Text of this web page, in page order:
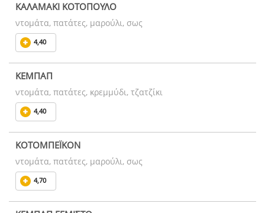
ΚΑΛΑΜΑΚΙ ΚΟΤΟΠΟΥΛΟ
ντομάτα, πατάτες, μαρούλι, σως
4,40
ΚΕΜΠΑΠ
ντομάτα, πατάτες, κρεμμύδι, τζατζίκι
4,40
ΚΟΤΟΜΠΕΪΚΟΝ
ντομάτα, πατάτες, μαρούλι, σως
4,70